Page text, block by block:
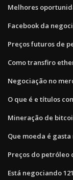
Melhores
Facebook da
Preços futuros de
Como transfiro
Negociação no
O que é e títulos
Mineração de
Que moeda é
Preços do petróleo
Está negociando